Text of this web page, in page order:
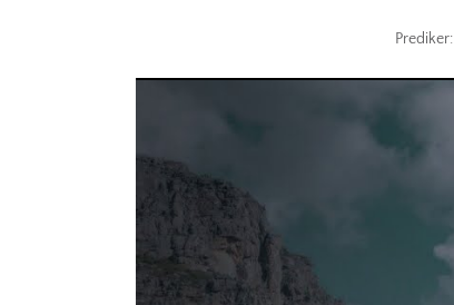
Prediker: